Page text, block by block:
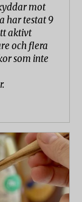
mot
har testat 9
aktivt
och flera
som inte